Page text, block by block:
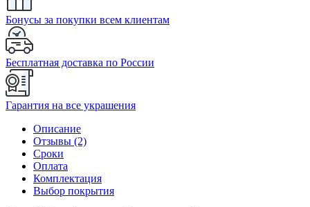
Бонусы за покупки всем клиентам
Бесплатная доставка по России
Гарантия на все украшения
Описание
Отзывы (2)
Сроки
Оплата
Комплектация
Выбор покрытия